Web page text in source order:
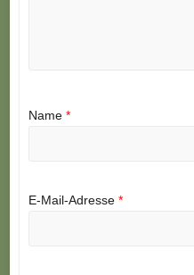
Name *
E-Mail-Adresse *